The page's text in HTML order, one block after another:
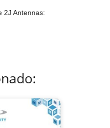
2J Antennas: